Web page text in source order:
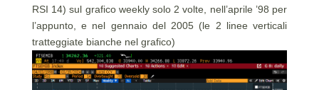
RSI 14) sul grafico weekly solo 2 volte, nell’aprile ’98 per
l’appunto, e nel gennaio del 2005 (le 2 linee verticali
tratteggiate bianche nel grafico)